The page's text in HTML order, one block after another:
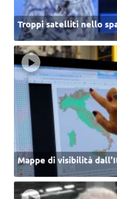
Troppi satelliti nello
Mappe di visibilità